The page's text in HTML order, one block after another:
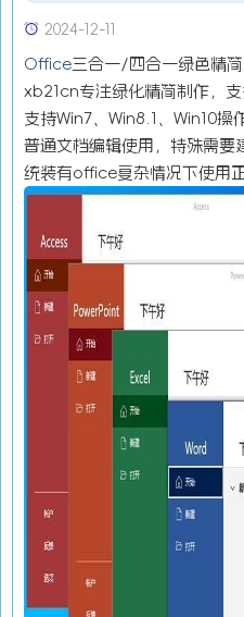
2024-12-11
Office三合一/四合一绿色精
xb21cn专注绿化精简制作，支
支持Win7、Win8.1、Win10
普通文档编辑使用，特殊需要
统装有office复杂情况下使用正